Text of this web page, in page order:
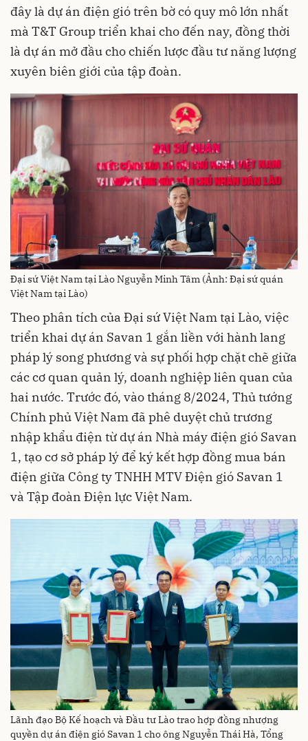
đây là dự án điện gió trên bờ có quy mô lớn nhất
mà T&T Group triển khai cho đến nay, đồng thời
là dự án mở đầu cho chiến lược đầu tư năng lượng
xuyên biên giới của tập đoàn.
Đại sứ Việt Nam tại Lào Nguyễn Minh Tâm (Ảnh: Đại sứ quán
Việt Nam tại Lào)
Theo phân tích của Đại sứ Việt Nam tại Lào, việc
triển khai dự án Savan 1 gắn liền với hành lang
pháp lý song phương và sự phối hợp chặt chẽ giữa
các cơ quan quản lý, doanh nghiệp liên quan của
hai nước. Trước đó, vào tháng 8/2024, Thủ tướng
Chính phủ Việt Nam đã phê duyệt chủ trương
nhập khẩu điện từ dự án Nhà máy điện gió Savan
1, tạo cơ sở pháp lý để ký kết hợp đồng mua bán
điện giữa Công ty TNHH MTV Điện gió Savan 1
và Tập đoàn Điện lực Việt Nam.
Lãnh đạo Bộ Kế hoạch và Đầu tư Lào trao hợp đồng nhượng
quyền dự án điện gió Savan 1 cho ông Nguyễn Thái Hà, Tổng